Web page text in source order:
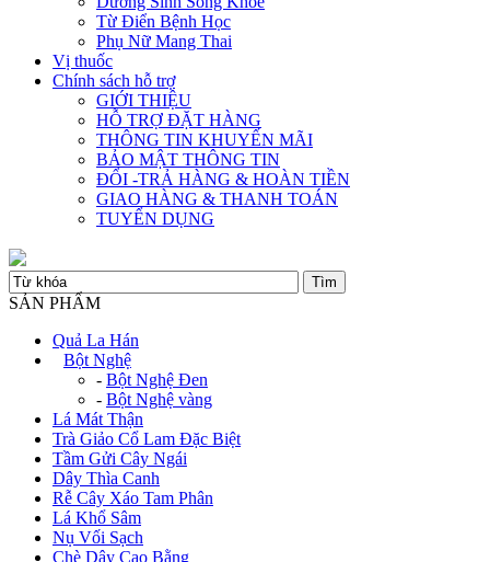
Từ Điển Bệnh Học
Phụ Nữ Mang Thai
Vị thuốc
Chính sách hỗ trợ
GIỚI THIỆU
HỖ TRỢ ĐẶT HÀNG
THÔNG TIN KHUYẾN MÃI
BẢO MẬT THÔNG TIN
ĐỔI -TRẢ HÀNG & HOÀN TIỀN
GIAO HÀNG & THANH TOÁN
TUYỂN DỤNG
SẢN PHẨM
Quả La Hán
Bột Nghệ
- Bột Nghệ Đen
- Bột Nghệ vàng
Lá Mát Thận
Trà Giảo Cổ Lam Đặc Biệt
Tầm Gửi Cây Ngái
Dây Thìa Canh
Rễ Cây Xáo Tam Phân
Lá Khổ Sâm
Nụ Vối Sạch
Chè Dây Cao Bằng